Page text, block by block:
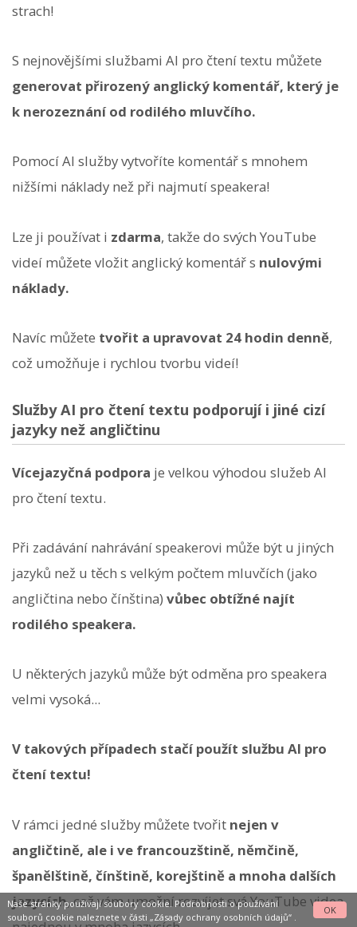
strach!
S nejnovějšími službami AI pro čtení textu můžete
generovat přirozený anglický komentář, který je
k nerozeznání od rodilého mluvčího.
Pomocí AI služby vytvoříte komentář s mnohem
nižšími náklady než při najmutí speakera!
Lze ji používat i zdarma, takže do svých YouTube
videí můžete vložit anglický komentář s nulovými
náklady.
Navíc můžete tvořit a upravovat 24 hodin denně,
což umožňuje i rychlou tvorbu videí!
Služby AI pro čtení textu podporují i jiné cizí
jazyky než angličtinu
Vícejazyčná podpora je velkou výhodou služeb AI
pro čtení textu.
Při zadávání nahrávání speakerovi může být u jiných
jazyků než u těch s velkým počtem mluvčích (jako
angličtina nebo čínština) vůbec obtížné najít
rodilého speakera.
U některých jazyků může být odměna pro speakera
velmi vysoká...
V takových případech stačí použít službu AI pro
čtení textu!
V rámci jedné služby můžete tvořit nejen v
angličtině, ale i ve francouzštině, němčině,
španělštině, čínštině, korejštině a mnoha dalších
jazycích, což vám umožní rozvíjet svá YouTube videa
Naše stránky používají soubory cookie. Podrobnosti o používání
souborů cookie naleznete v části „Zásady ochrany osobních údajů“.
OK